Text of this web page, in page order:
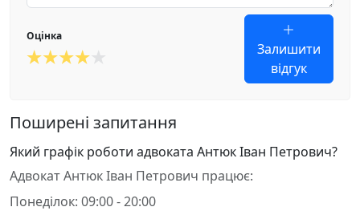
Оцінка
Залишити
відгук
Поширені запитання
Який графік роботи адвоката Антюк Іван Петрович?
Адвокат Антюк Іван Петрович працює:
Понеділок: 09:00 - 20:00